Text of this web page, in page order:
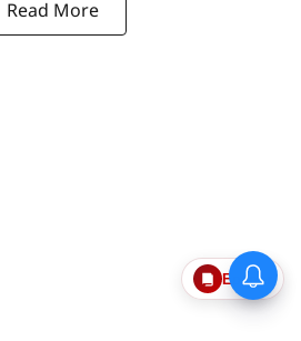
Read More
Epaper